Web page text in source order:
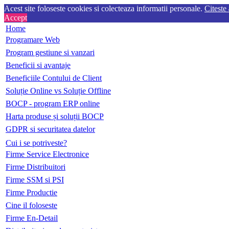
Acest site foloseste cookies si colecteaza informatii personale. Citeste
Accept
Home
Programare Web
Program gestiune si vanzari
Beneficii si avantaje
Beneficiile Contului de Client
Soluție Online vs Soluție Offline
BOCP - program ERP online
Harta produse și soluții BOCP
GDPR si securitatea datelor
Cui i se potriveste?
Firme Service Electronice
Firme Distribuitori
Firme SSM si PSI
Firme Productie
Cine il foloseste
Firme En-Detail